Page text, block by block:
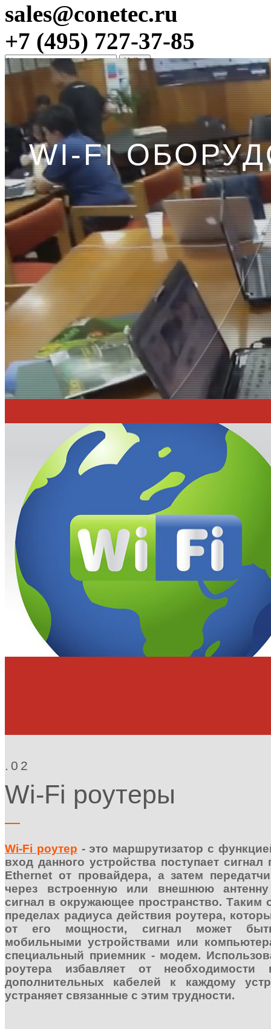
sales@conetec.ru
+7 (495) 727-37-85
КОРЗИНА
Корзина пуста
Главная→WIFI
WI-FI
.02
Wi-Fi роутеры
Wi-Fi роутер - это маршрутизатор с
вход данного устройства поступает
Ethernet от провайдера, а затем
через встроенную или внешнюю антенну
сигнал в окружающее пространство. Таким
пределах радиуса действия роутера,
от его мощности, сигнал может
мобильными устройствами или
специальный приемник - модем.
роутера избавляет от необходимости
дополнительных кабелей к каждому
устраняет связанные с этим трудности.